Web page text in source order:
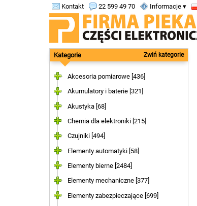
Kontakt 22 599 49 70 Informacje ▾
Kategorie Zwiń kategorie
Akcesoria pomiarowe [436]
Akumulatory i baterie [321]
Akustyka [68]
Chemia dla elektroniki [215]
Czujniki [494]
Elementy automatyki [58]
Elementy bierne [2484]
Elementy mechaniczne [377]
Elementy zabezpieczające [699]